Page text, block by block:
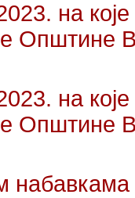
на
Општине
на
Општине